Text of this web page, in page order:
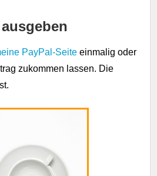
PayPal-Seite einmalig oder
zukommen lassen. Die